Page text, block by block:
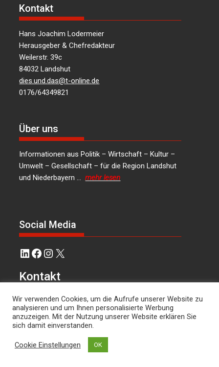
Kontakt
Hans Joachim Lodermeier
Herausgeber & Chefredakteur
Weilerstr. 39c
84032 Landshut
dies.und.das@t-online.de
0176/64349821
Über uns
Informationen aus Politik – Wirtschaft – Kultur –
Umwelt – Gesellschaft – für die Region Landshut
und Niederbayern …mehr lesen
Social Media
LinkedIn
Facebook
Instagram
X
Kontakt
Hans Joachim Lodermeier Herausgeber &
Chefredakteur Weilerstr. 39c 84032 Landshut
dies.und.das@t-online.de 0176/64349821
Wir verwenden Cookies, um die Aufrufe unserer Website zu
analysieren und um Ihnen personalisierte Werbung
anzuzeigen. Mit der Nutzung unserer Website erklären Sie
sich damit einverstanden.
Cookie Einstellungen OK